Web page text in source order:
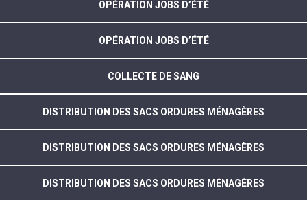
OPÉRATION JOBS D’ÉTÉ
OPÉRATION JOBS D’ÉTÉ
COLLECTE DE SANG
DISTRIBUTION DES SACS ORDURES MÉNAGÈRES
DISTRIBUTION DES SACS ORDURES MÉNAGÈRES
DISTRIBUTION DES SACS ORDURES MÉNAGÈRES